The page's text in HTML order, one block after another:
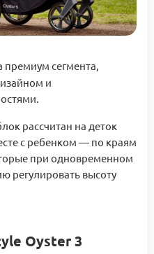
премиум сегмента,
и
рассчитан на деток
с ребенком — по краям
при одновременном
регулировать высоту
Oyster 3